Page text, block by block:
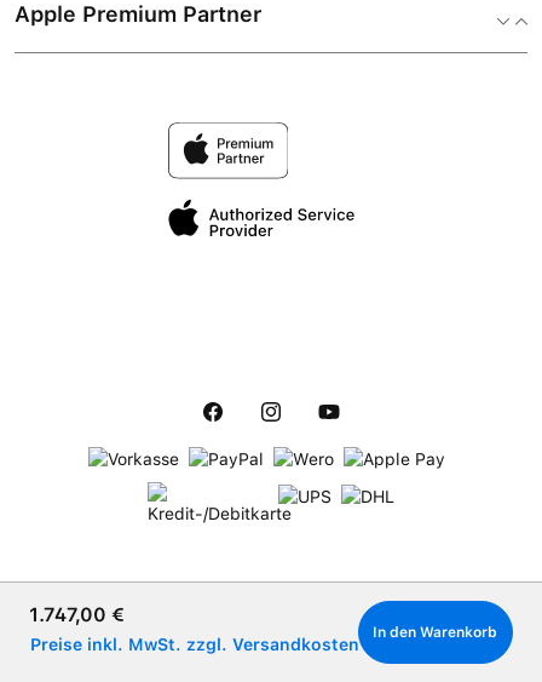
Verkaufspreis:
1.747,00 €
Preise inkl. MwSt. zzgl. Versandkosten
In den Warenkorb
Apple Premium Partner